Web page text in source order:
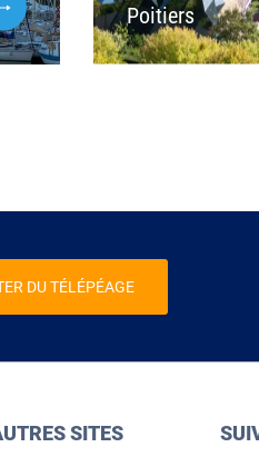
Poitiers
DU TÉLÉPÉAGE
SITES